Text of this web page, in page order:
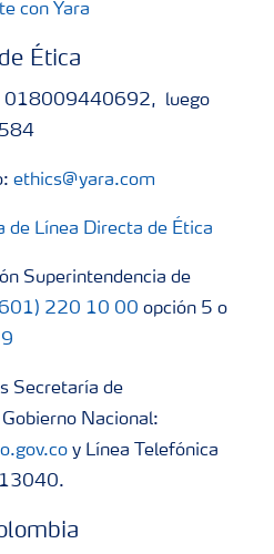
con Yara
Ética
018009440692, luego
ethics@yara.com
de Línea Directa de Ética
Superintendencia de
220 10 00 opción 5 o
Secretaría de
Gobierno Nacional:
y Línea Telefónica